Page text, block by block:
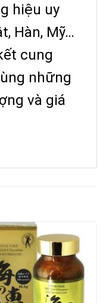
hiệu uy
Hàn, Mỹ…
cung
những
và giá